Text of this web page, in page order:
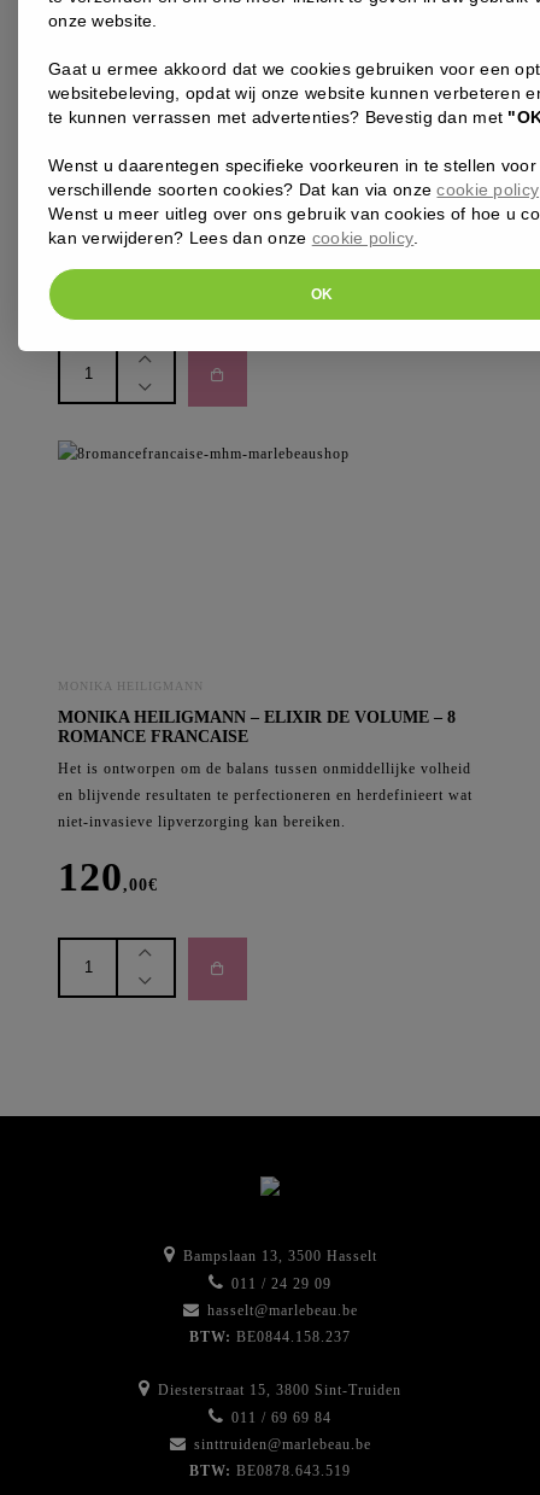
MONIKA HEILIGMANN
MONIKA HEILIGMANN – DEEP REGENERATING LIP
BALM
ingrediënten, herstelt en hydrateert de lippen effectief en
beschermt ze tegen uitdroging en irritatie. Ideaal voor
verzorging na een lipfiller
65
Monika
Heiligmann
-
Regenerating
MONIKA HEILIGMANN
MONIKA HEILIGMANN – ELIXIR DE VOLUME – 8
ROMANCE FRANCAISE
Het is ontworpen om de balans tussen onmiddellijke volheid
en blijvende resultaten te perfectioneren en herdefinieert wat
niet-invasieve lipverzorging kan bereiken.
120,00€
Heiligmann
-
Bampslaan 13, 3500 Hasselt
011 / 24 29 09
hasselt@marlebeau.be
BTW: BE0844.158.237
Diesterstraat 15, 3800 Sint-Truiden
011 / 69 69 84
sinttruiden@marlebeau.be
BTW: BE0878.643.519
onze website.
Gaat u ermee akkoord dat we cookies gebruiken voor een
websitebeleving, opdat wij onze website kunnen verbeteren
te kunnen verrassen met advertenties? Bevestig dan met
Wenst u daarentegen specifieke voorkeuren in te stellen voor
verschillende soorten cookies? Dat kan via onzecookie policy
Wenst u meer uitleg over ons gebruik van cookies of hoe u
kan verwijderen? Lees dan onze cookie policy
OK